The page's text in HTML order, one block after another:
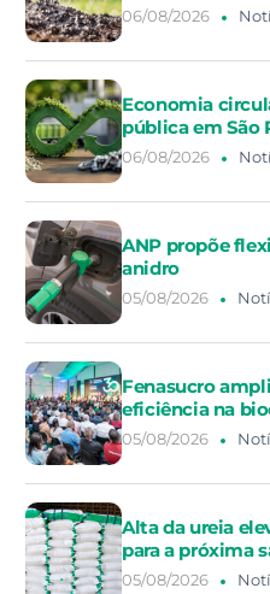
06/08/2026
Economia
pública em São
06/08/2026
ANP propõe
anidro
05/08/2026
Fenasucro
eficiência na
05/08/2026
Alta da ureia
para a próxima
05/08/2026